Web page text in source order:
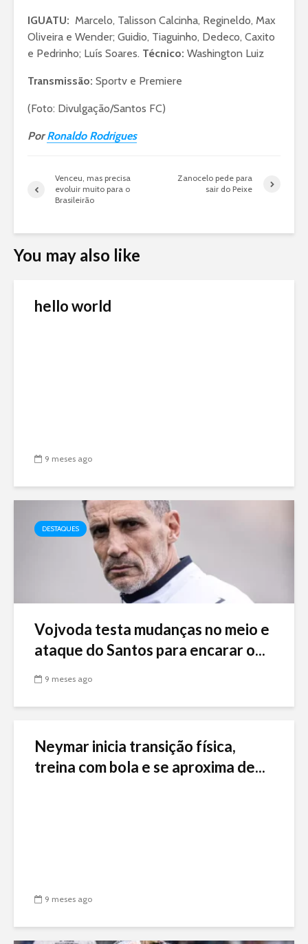
IGUATU: Marcelo, Talisson Calcinha, Regineldo, Max
Oliveira e Wender; Guidio, Tiaguinho, Dedeco, Caxito
e Pedrinho; Luís Soares. Técnico: Washington Luiz
Transmissão: Sportv e Premiere
(Foto: Divulgação/Santos FC)
PorRonaldo Rodrigues
Venceu, mas precisa
evoluir muito para o
Brasileirão
Zanocelo pede para
sair do Peixe
You may also like
hello world
9 meses ago
DESTAQUES
Vojvoda testa mudanças no meio e
ataque do Santos para encarar o...
9 meses ago
Neymar inicia transição física,
treina com bola e se aproxima de...
9 meses ago